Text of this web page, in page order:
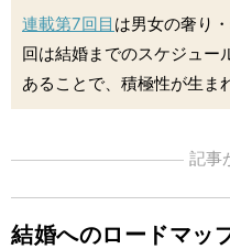
連載第7回目 は男女の奢り
回は結婚までのスケジュー
あることで、積極性が生ま
記事
結婚へのロードマ